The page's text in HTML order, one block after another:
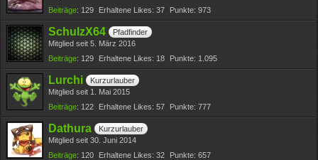
Beiträge 129 Erhaltene Likes 37 Punkte 973
SchulzX64
Pfadfinder
Mitglied seit 5. März 2016
Beiträge 129 Erhaltene Likes 18 Punkte 1.095
Lurchi
Kurzurlauber
Mitglied seit 1. Mai 2015
Beiträge 122 Erhaltene Likes 57 Punkte 777
Dathura
Kurzurlauber
Mitglied seit 30. Juni 2014
Beiträge 120 Erhaltene Likes 32 Punkte 657